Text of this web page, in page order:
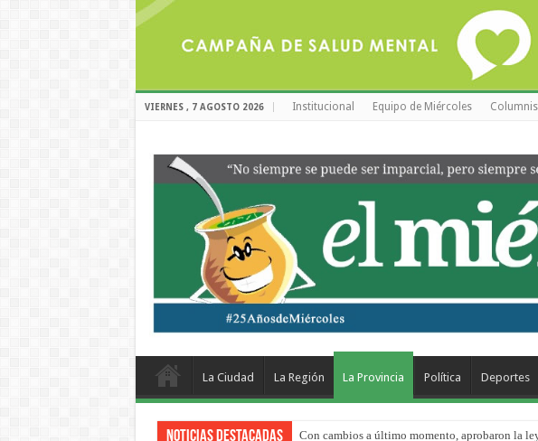
VIERNES , 7 AGOSTO 2026 Institucional Equipo de Miércoles
La Ciudad La Región La Provincia Política Deportes
Noticias Destacadas Con cambios a último momento, aprobaron la